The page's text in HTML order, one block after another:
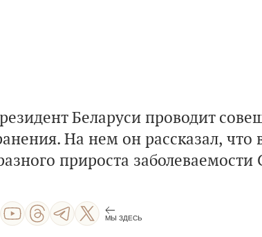
Беларуси проводит
На нем он рассказал, что
прироста заболеваемости
МЫ ЗДЕСЬ